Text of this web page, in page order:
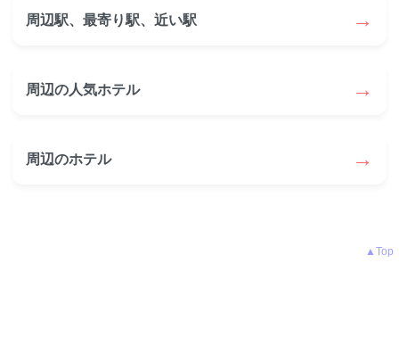
周辺駅、最寄り駅、近い駅 →
周辺の人気ホテル →
周辺のホテル →
▲Top